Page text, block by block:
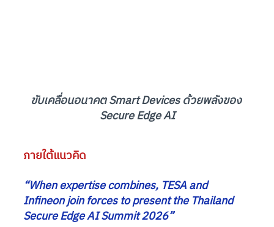
ขับเคลื่อนอนาคต Smart Devices ด้วยพลังของ
Secure Edge AI
ภายใต้แนวคิด
“When expertise combines, TESA and
Infineon join forces to present the Thailand
Secure Edge AI Summit 2026”